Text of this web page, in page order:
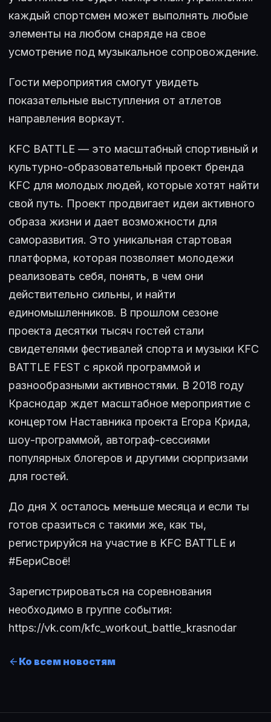
каждый спортсмен может выполнять любые
элементы на любом снаряде на свое
усмотрение под музыкальное сопровождение.
Гости мероприятия смогут увидеть
показательные выступления от атлетов
направления воркаут.
KFC BATTLE — это масштабный спортивный и
культурно-образовательный проект бренда
KFC для молодых людей, которые хотят найти
свой путь. Проект продвигает идеи активного
образа жизни и дает возможности для
саморазвития. Это уникальная стартовая
платформа, которая позволяет молодежи
реализовать себя, понять, в чем они
действительно сильны, и найти
единомышленников. В прошлом сезоне
проекта десятки тысяч гостей стали
свидетелями фестивалей спорта и музыки KFC
BATTLE FEST с яркой программой и
разнообразными активностями. В 2018 году
Краснодар ждет масштабное мероприятие с
концертом Наставника проекта Егора Крида,
шоу-программой, автограф-сессиями
популярных блогеров и другими сюрпризами
для гостей.
До дня Х осталось меньше месяца и если ты
готов сразиться с такими же, как ты,
регистрируйся на участие в KFC BATTLE и
#БериСвоё!
Зарегистрироваться на соревнования
необходимо в группе события:
https://vk.com/kfc_workout_battle_krasnodar
Ко всем новостям